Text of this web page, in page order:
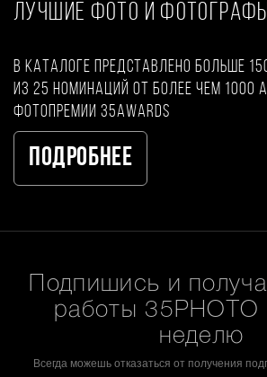
ЛУЧШИЕ ФОТО И
В каталоге представлено больше
из 25 номинаций от более чем 1000
фотопремии 35AWARDS
Подробнее
Подпишись и
работы 35PHOTO
неделю
Всегда можешь отказаться от получения